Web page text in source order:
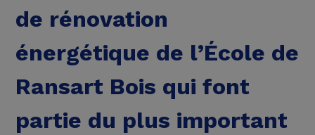
de rénovation
énergétique de l’École de
Ransart Bois qui font
partie du plus important